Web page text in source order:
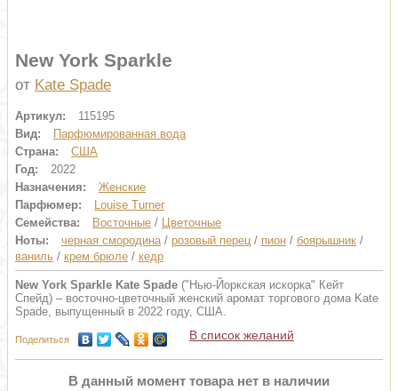
New York Sparkle
от Kate Spade
Артикул:
115195
Вид:
Парфюмированная вода
Страна:
США
Год:
2022
Назначения:
Женские
Парфюмер:
Louise Turner
Семейства:
Восточные / Цветочные
Ноты:
черная смородина/ розовый перец / пион / боярышник /
ваниль / крем брюле / кедр
New York Sparkle Kate Spade ("Нью-Йоркская искорка" Кейт
Спейд) – восточно-цветочный женский аромат торгового дома Kate
Spade, выпущенный в 2022 году, США.
Поделиться В список желаний
В данный момент товара нет в наличии